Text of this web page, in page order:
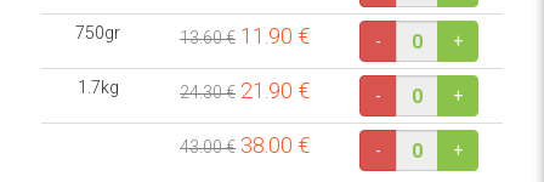
750gr 13.60 € 11.90 € - +
1.7kg 24.30 € 21.90 € - +
43.00 € 38.00 € - +